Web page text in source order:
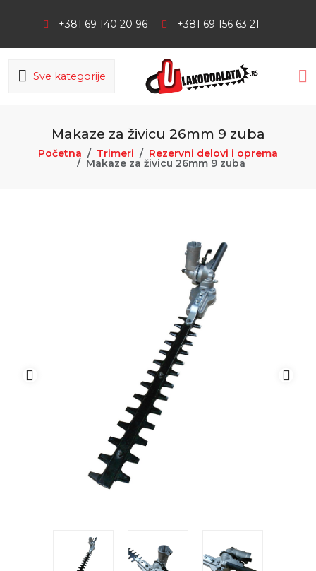
+381 69 140 20 96 +381 69 156 63 21
Sve kategorije
Makaze za živicu 26mm 9 zuba
Početna Trimeri Rezervni delovi i oprema
Makaze za živicu 26mm 9 zuba